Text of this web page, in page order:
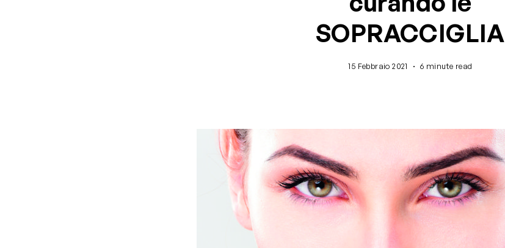
SOPRACCIGLIA
15 Febbraio 2021 · 6 minute read